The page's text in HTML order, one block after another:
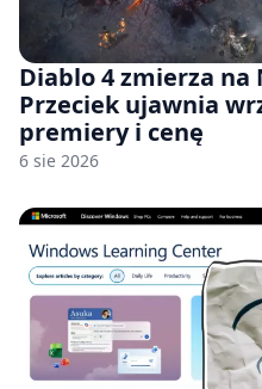
Diablo 4 zmierza
Przeciek ujawnia
premiery i cenę
6 sie 2026